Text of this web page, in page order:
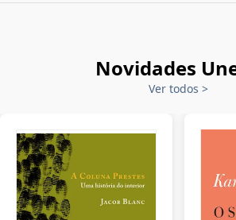
Novidades
Ver todos >